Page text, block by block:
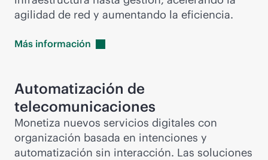
agilidad de red y aumentando la eficiencia.
Más información
Automatización de
telecomunicaciones
Monetiza nuevos servicios digitales con
organización basada en intenciones y
automatización sin interacción. Las soluciones